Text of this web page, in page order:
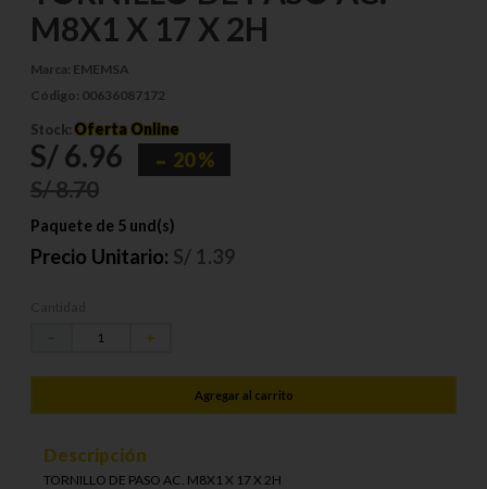
M8X1 X 17 X 2H
Marca: EMEMSA
Código: 00636087172
Stock: Oferta Online
S/6.96 20 %
S/8.70
Paquete de 5 und(s)
Precio Unitario: S/ 1.39
＋
Agregar al carrito
Descripción
TORNILLO DE PASO AC. M8X1 X 17 X 2H